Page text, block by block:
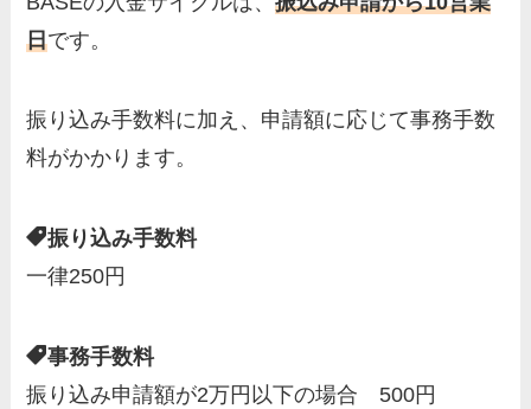
日です。
振り込み手数料に加え、申請額に応じて事務手数
料がかかります。
振り込み手数料
一律250円
事務手数料
振り込み申請額が2万円以下の場合 500円